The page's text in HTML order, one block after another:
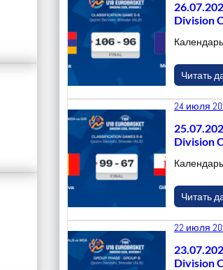
Division
Читать
24 июля
Division
Читать
22 июля
Division